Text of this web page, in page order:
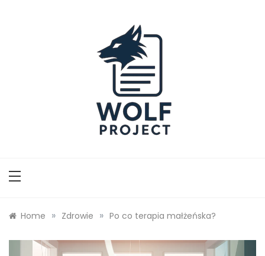
Home » Zdrowie » Po co terapia małżeńska?